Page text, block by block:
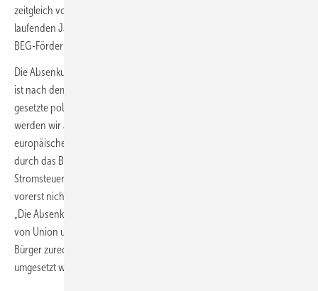
zeitgleich vorgelegten Gesetzentwurf für den Bundeshaushalt des
laufenden Jahres begrüßt der Verband, dass die Finanzierung der
BEG-Förderung auf eine solide Basis gestellt wird.
Die Absenkung der Stromsteuer für Industrie, Gewerbe und
ist nach dem Koalitionsvertrag der neuen Bundesregierung eine
gesetzte politische Maßnahme zur Entlastung. Dort heißt es: „Dafür
werden wir als Sofortmaßnahme die Stromsteuer für alle auf das
europäische Mindestmaß senken“ – doch dazu soll es jetzt nach dem
durch das Bundeskabinett beschlossenen Eckpunktepapier in Sachen
Stromsteuer für private Verbrauchende und Gewerbeunternehmen
vorerst nicht kommen. BWP-Geschäftsführer Martin Sabel mahnt:
„Die Absenkung der Stromsteuer für alle ist ein zentrales Versprechen
von Union und SPD. Nach dem Regierungswechsel haben viele
Bürger zurecht die Erwartung, dass dieses Versprechen zügig
umgesetzt wird.“